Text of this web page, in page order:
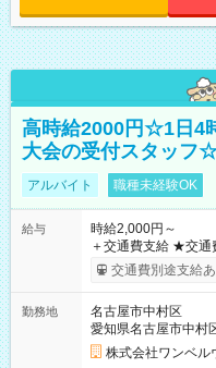
高時給2000円☆1日4
大会の受付スタッフ
アルバイト 職種未経験OK
給与
時給2,000円～
＋交通費支給 ★交通費一部支給！ ┗1日500円を超えた分は全額
支給！ ※往復500円以
OK！（規定あり）
期間なし
交通費別途支給あ
勤務地
名古屋市中村区
愛知県名古屋市中村
株式会社ワンベル